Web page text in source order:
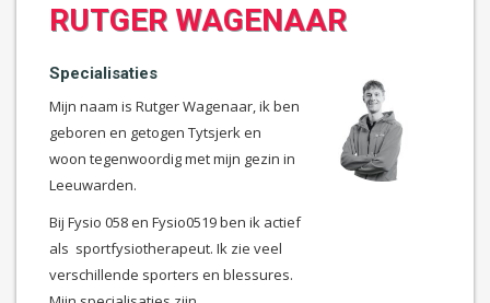
RUTGER WAGENAAR
Specialisaties
Mijn naam is Rutger Wagenaar, ik ben
geboren en getogen Tytsjerk en
woon tegenwoordig met mijn gezin in
Leeuwarden.
Bij Fysio 058 en Fysio0519 ben ik actief
als sportfysiotherapeut. Ik zie veel
verschillende sporters en blessures.